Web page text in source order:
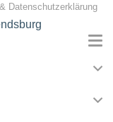
Datenschutzerklärung